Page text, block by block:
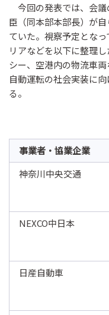
今回の発表では、会
臣（同本部本部長）が
ていた。視察予定とな
リアなどを以下に整理
シー、空港内の物流車
自動運転の社会実装に
る。
事業者・協業企業
神奈川中央交通
NEXCO中日本
日産自動車